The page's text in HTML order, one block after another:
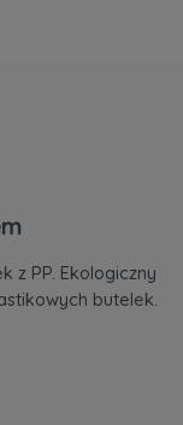
z PP. Ekologiczny
butelek.